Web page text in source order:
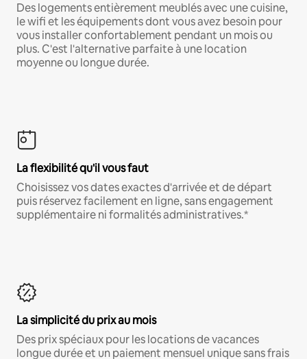
Des logements entièrement meublés avec une cuisine,
le wifi et les équipements dont vous avez besoin pour
vous installer confortablement pendant un mois ou
plus. C'est l'alternative parfaite à une location
moyenne ou longue durée.
La flexibilité qu'il vous faut
Choisissez vos dates exactes d'arrivée et de départ
puis réservez facilement en ligne, sans engagement
supplémentaire ni formalités administratives.*
La simplicité du prix au mois
Des prix spéciaux pour les locations de vacances
longue durée et un paiement mensuel unique sans frais